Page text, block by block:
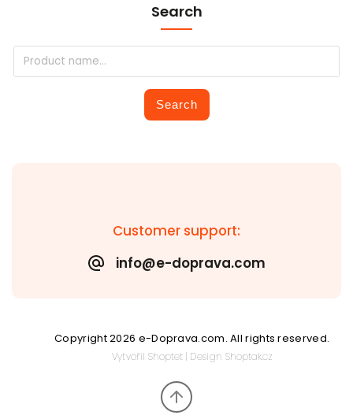
Customer support:
info@e-doprava.com
Search
Search
Copyright 2026 e-Doprava.com. All rights reserved.
Vytvořil Shoptet| Design Shoptak.cz